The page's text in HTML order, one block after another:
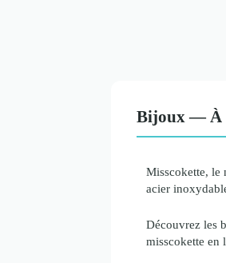
Bijoux — À
Misscokette, le
acier
Découvrez les
misscokette en